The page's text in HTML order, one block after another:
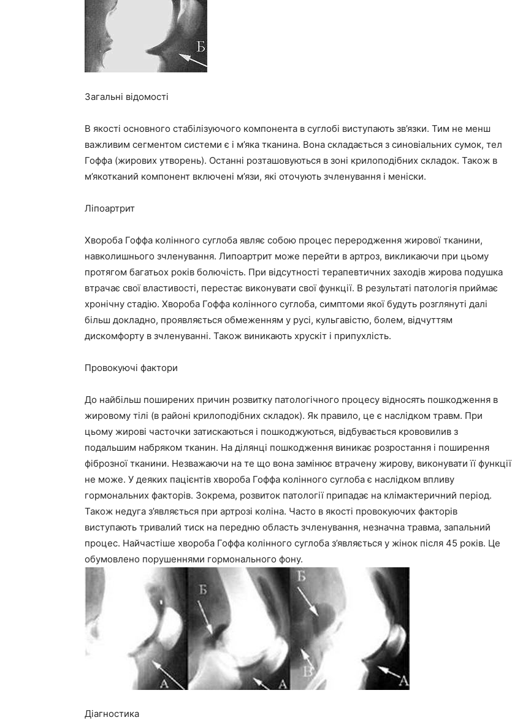
Загальні відомості
В якості основного стабілізуючого компонента в суглобі виступають зв’язки. Тим не менш
важливим сегментом системи є і м’яка тканина. Вона складається з синовіальних сумок, тел
Гоффа (жирових утворень). Останні розташовуються в зоні крилоподібних складок. Також в
м’якотканий компонент включені м’язи, які оточують зчленування і меніски.
Ліпоартрит
Хвороба Гоффа колінного суглоба являє собою процес переродження жирової тканини,
навколишнього зчленування. Липоартрит може перейти в артроз, викликаючи при цьому
протягом багатьох років болючість. При відсутності терапевтичних заходів жирова подушка
втрачає свої властивості, перестає виконувати свої функції. В результаті патологія приймає
хронічну стадію. Хвороба Гоффа колінного суглоба, симптоми якої будуть розглянуті далі
більш докладно, проявляється обмеженням у русі, кульгавістю, болем, відчуттям
дискомфорту в зчленуванні. Також виникають хрускіт і припухлість.
Провокуючі фактори
До найбільш поширених причин розвитку патологічного процесу відносять пошкодження в
жировому тілі (в районі крилоподібних складок). Як правило, це є наслідком травм. При
цьому жирові часточки затискаються і пошкоджуються, відбувається крововилив з
подальшим набряком тканин. На ділянці пошкодження виникає розростання і поширення
фіброзної тканини. Незважаючи на те що вона замінює втрачену жирову, виконувати її функції
не може. У деяких пацієнтів хвороба Гоффа колінного суглоба є наслідком впливу
гормональних факторів. Зокрема, розвиток патології припадає на клімактеричний період.
Також недуга з’являється при артрозі коліна. Часто в якості провокуючих факторів
виступають тривалий тиск на передню область зчленування, незначна травма, запальний
процес. Найчастіше хвороба Гоффа колінного суглоба з’являється у жінок після 45 років. Це
обумовлено порушеннями гормонального фону.
Діагностика